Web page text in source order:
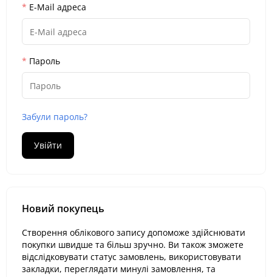
E-Mail адреса
Пароль
Забули пароль?
Новий покупець
Створення облікового запису допоможе здійснювати
покупки швидше та більш зручно. Ви також зможете
відслідковувати статус замовлень, використовувати
закладки, переглядати минулі замовлення, та